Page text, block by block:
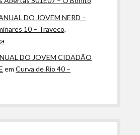
DO JOVEM NERD –
10 – Traveco,
DO JOVEM CIDADÃO
emCurva de Rio 40 –